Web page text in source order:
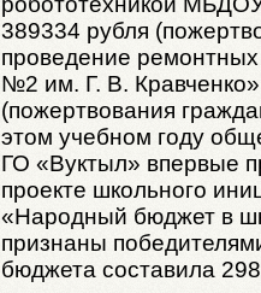
389334 рубля
проведение
№2 им. Г. В.
(пожертвования
этом учебном году
ГО «Вуктыл» впервые
проекте школьного
«Народный бюджет в
признаны
бюджета составила